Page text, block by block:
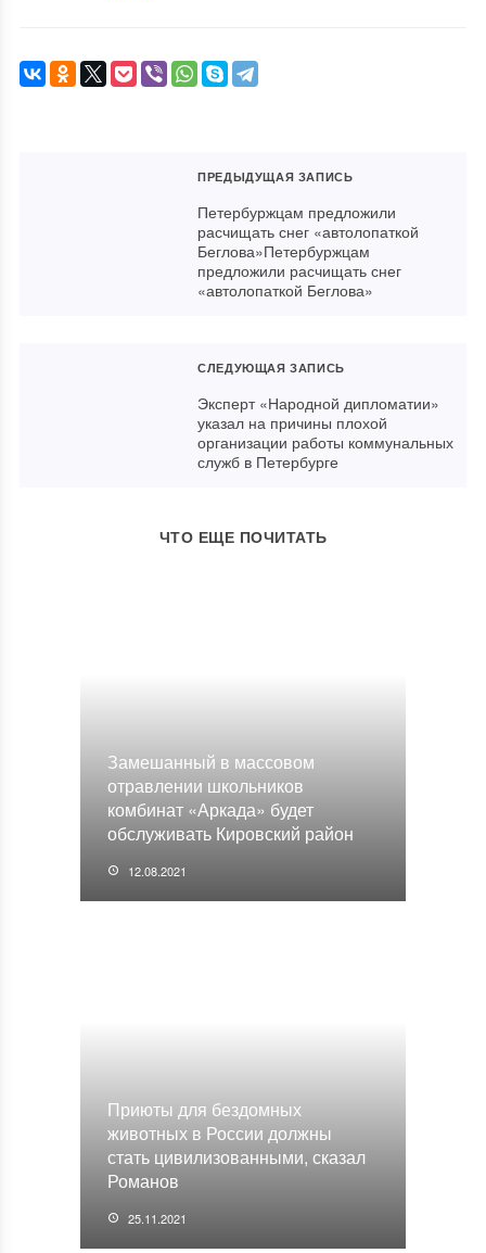
ПРЕДЫДУЩАЯ ЗАПИСЬ
Петербуржцам предложили
расчищать снег «автолопаткой
Беглова»Петербуржцам
предложили расчищать снег
«автолопаткой Беглова»
СЛЕДУЮЩАЯ ЗАПИСЬ
Эксперт «Народной дипломатии»
указал на причины плохой
организации работы коммунальных
служб в Петербурге
ЧТО ЕЩЕ ПОЧИТАТЬ
Замешанный в массовом
отравлении школьников
комбинат «Аркада» будет
обслуживать Кировский район
12.08.2021
Приюты для бездомных
животных в России должны
стать цивилизованными, сказал
Романов
25.11.2021